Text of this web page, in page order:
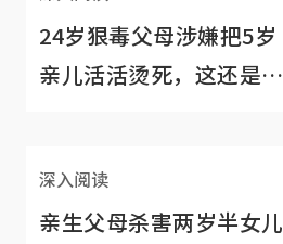
24岁狠毒父母涉嫌把5岁
亲儿活活烫死，这还是人
深入阅读
亲生父母杀害两岁半女儿